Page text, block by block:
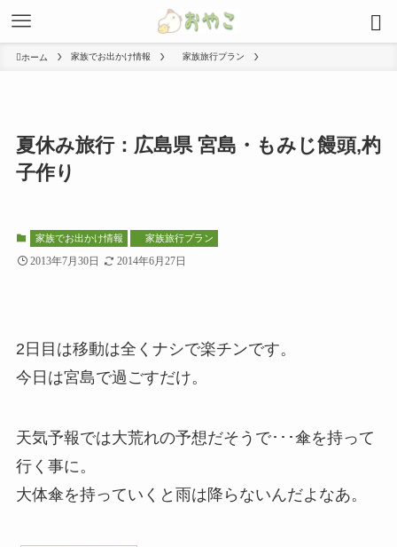
ホーム 家族でお出かけ情報 家族旅行プラン
夏休み旅行：広島県 宮島・もみじ饅頭,杓
子作り
家族でお出かけ情報 家族旅行プラン
2013年7月30日 2014年6月27日
2日目は移動は全くナシで楽チンです。
今日は宮島で過ごすだけ。
天気予報では大荒れの予想だそうで･･･傘を持って
行く事に。
大体傘を持っていくと雨は降らないんだよなあ。